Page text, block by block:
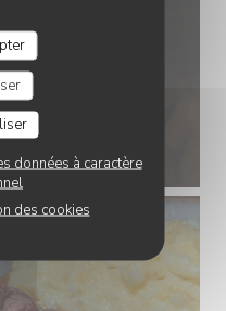
données à caractère
des cookies